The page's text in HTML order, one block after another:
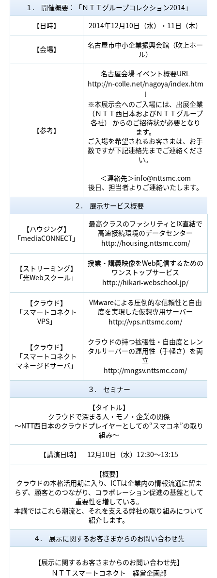
１. 開催概要：「ＮＴＴグループコレクション2014」
【日時】
2014年12月10日（水）・11日（木）
【会場】
名古屋市中小企業振興会館（吹上ホー
ル）
【参考】
名古屋会場 イベント概要URL
http://n-colle.net/nagoya/index.htm
l
※本展示会へのご入場には、出展企業
（ＮＴＴ西日本およびＮＴＴグループ
各社） からのご招待状が必要となり
ます。
ご入場を希望されるお客さまは、お手
数ですが下記連絡先までご連絡くださ
い。
＜連絡先＞info@nttsmc.com
後日、担当者よりご連絡いたします。
２. 展示サービス概要
【ハウジング】
「mediaCONNECT」
最高クラスのファシリティとIX直結で
高速接続環境のデータセンター
http://housing.nttsmc.com/
【ストリーミング】
「光Webスクール」
授業・講義映像をWeb配信するための
ワンストップサービス
http://hikari-webschool.jp/
【クラウド】
「スマートコネクト
VPS」
VMwareによる圧倒的な信頼性と自由
度を実現した仮想専用サーバー
http://vps.nttsmc.com/
【クラウド】
「スマートコネクト
マネージドサーバ」
クラウドの持つ拡張性・自由度とレン
タルサーバーの運用性（手軽さ）を両
立
http://mngsv.nttsmc.com/
３. セミナー
【タイトル】
クラウドで深まる人・モノ・企業の関係
～NTT西日本のクラウドプレイヤーとしての“スマコネ”の取り
組み～
【講演日時】 12月10日（水）12:30～13:15
【概要】
クラウドの本格活用期に入り、ICTは企業内の情報流通に留ま
らず、顧客とのつながり、コラボレーション促進の基盤として
重要性を増している。
本講ではこれら潮流と、それを支える弊社の取り組みについて
紹介します。
４. 展示に関するお客さまからのお問い合わせ先
【展示に関するお客さまからのお問い合わせ先】
ＮＴＴスマートコネクト 経営企画部